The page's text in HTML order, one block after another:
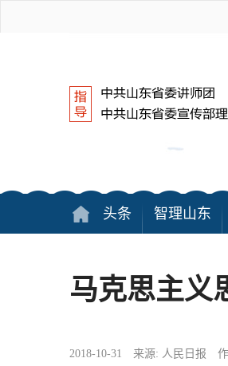
头条 智理山东
马克思主义
2018-10-31 来源: 人民日报